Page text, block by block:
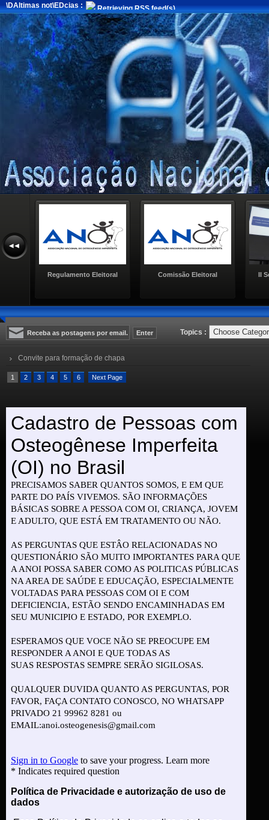
\DAltimas not\EDcias : Retrieving RSS feed(s)
Comissão Eleitoral II Seminário de Niteroi
Topics :
Convite para formação de chapa
1 2 3 4 5 6 Next Page